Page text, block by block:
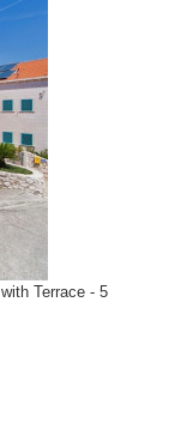
Terrace - 5